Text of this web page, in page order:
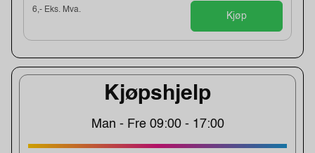
Kjøpshjelp
Man - Fre 09:00 - 17:00
6,- Eks. Mva.
Kjøp